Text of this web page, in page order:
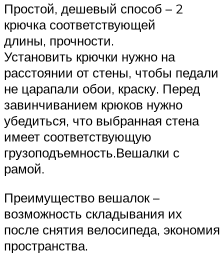
Простой, дешевый способ – 2
крючка соответствующей
длины, прочности.
Установить крючки нужно на
расстоянии от стены, чтобы педали
не царапали обои, краску. Перед
завинчиванием крюков нужно
убедиться, что выбранная стена
имеет соответствующую
грузоподъемность.Вешалки с
рамой.
Преимущество вешалок –
возможность складывания их
после снятия велосипеда, экономия
пространства.